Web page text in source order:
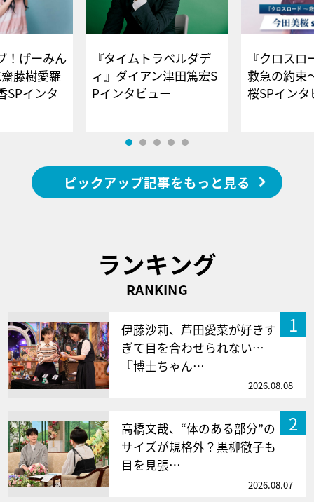
！げーみん
藤樹愛羅
SPインタ
『タイムトラベルダデ
ィ』ダイアン津田篤宏S
Pインタビュー
『クロス
救急の約束
桜SPイ
ピックアップ記事をもっと見る
ランキング
RANKING
1
伊藤沙莉、芦田愛菜が好きす
ぎて目を合わせられない…
『博士ちゃん…
2026.08.08
2
高橋文哉、“体のある部分”の
サイズが規格外？黒柳徹子も
目を見張…
2026.08.07